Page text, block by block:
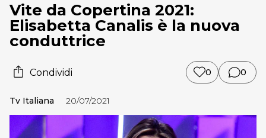
Vite da Copertina 2021:
Elisabetta Canalis è la nuova
conduttrice
Condividi 0 0
Tv Italiana 20/07/2021